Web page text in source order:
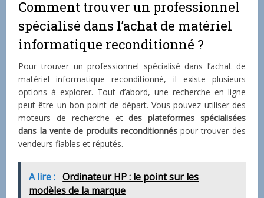
Comment trouver un professionnel
spécialisé dans l’achat de matériel
informatique reconditionné ?
Pour trouver un professionnel spécialisé dans l’achat de
matériel informatique reconditionné, il existe plusieurs
options à explorer. Tout d’abord, une recherche en ligne
peut être un bon point de départ. Vous pouvez utiliser des
moteurs de recherche etdes plateformes spécialisées
dans la vente de produits reconditionnéspour trouver des
vendeurs fiables et réputés.
A lire : Ordinateur HP : le point sur les
modèles de la marque